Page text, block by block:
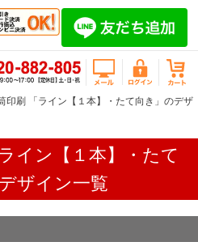
印刷 「ライン【１本】・たて向き」のデザ
イン【１本】・たて
ザイン一覧